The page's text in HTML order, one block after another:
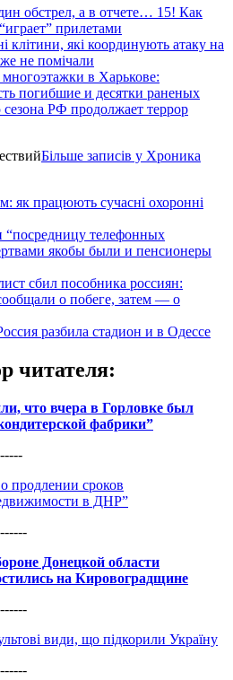
обстрел, а в отчете… 15! Как
прилетами
клітини, які координують атаку на
не помічали
в Харькове:
погибшие и десятки раненых
сезона РФ продолжает террор
Більше записів у Хроника
як працюють сучасні охоронні
телефонных
якобы были и пенсионеры
сбил пособника россиян:
о побеге, затем — о
разбила стадион и в Одессе
читателя:
что вчера в Горловке был
фабрики”
продлении сроков
в ДНР”
Донецкой области
на Кировоградщине
види, що підкорили Україну